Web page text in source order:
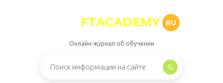
FTACADEMY RU
Онлайн-журнал об обучении